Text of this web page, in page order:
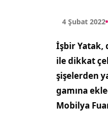
4 Şubat 2022
İşbir Yatak,
ile dikkat
şişelerden
gamına
Mobilya